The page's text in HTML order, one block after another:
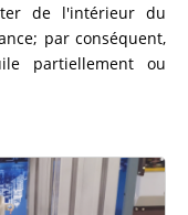
de l'intérieur du
par conséquent,
partiellement ou